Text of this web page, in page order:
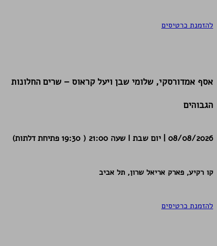
להזמנת כרטיסים
אסף אמדורסקי, שלומי שבן ויעל קראוס – שרים החלונות
הגבוהים
08/08/2026 | יום שבת I שעה 21:00 ( 19:30 פתיחת דלתות)
קו רקיע, פארק אריאל שרון, תל אביב
להזמנת כרטיסים